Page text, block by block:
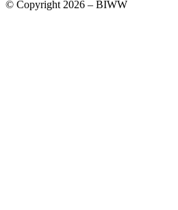
© Copyright 2026 – BIWW